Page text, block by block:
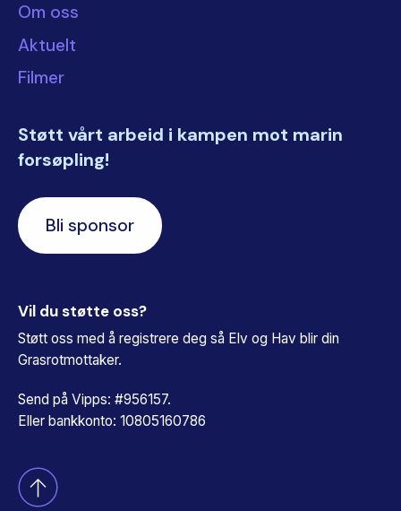
Om oss
Aktuelt
Filmer
Støtt vårt arbeid i kampen mot marin
forsøpling!
Bli sponsor
Vil du støtte oss?
Støtt oss med å registrere deg så Elv og Hav blir din
Grasrotmottaker.
Send på Vipps: #956157.
Eller bankkonto: 10805160786